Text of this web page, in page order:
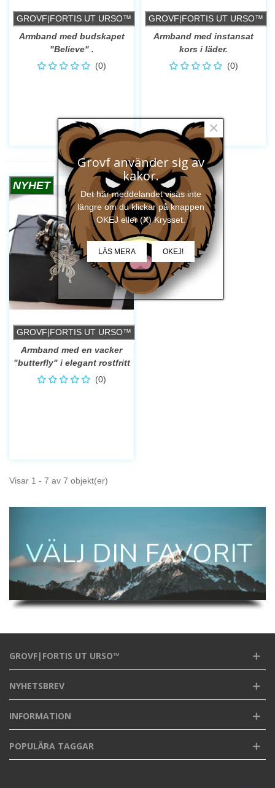
GROVF|FORTIS UT URSO™
Armband med budskapet
"Believe" .
(0)
GROVF|FORTIS UT URSO™
Armband med instansat
kors i läder.
(0)
NYHET
GROVF|FORTIS UT URSO™
Armband med en vacker
"butterfly" i elegant rostfritt
& armband i läder.
(0)
Visar 1 - 7 av 7 objekt(er)
VÄLJ DIN FAVORIT
GROVF|FORTIS UT URSO™
NYHETSBREV
INFORMATION
POPULÄRA TAGGAR
Grovf använder sig av
kakor.
Det här meddelandet visas inte
längre om du klickar på knappen
OKEJ eller (X) Krysset.
LÄS MERA OKEJ!
×